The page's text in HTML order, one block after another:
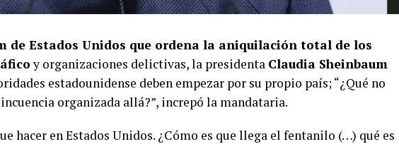
de Estados Unidos que ordena la aniquilación total de los
y organizaciones delictivas, la presidenta Claudia Sheinbaum
estadounidense deben empezar por su propio país; “¿Qué no
organizada allá?”, increpó la mandataria.
hacer en Estados Unidos. ¿Cómo es que llega el fentanilo (…) qué es